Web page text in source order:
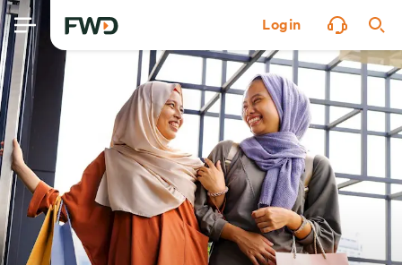
Login